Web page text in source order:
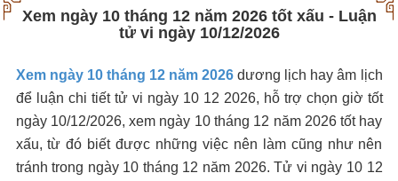
Xem ngày 10 tháng 12 năm 2026 tốt xấu - Luận
tử vi ngày 10/12/2026
Xem ngày 10 tháng 12 năm 2026 dương lịch hay âm lịch
để luận chi tiết tử vi ngày 10 12 2026, hỗ trợ chọn giờ tốt
ngày 10/12/2026, xem ngày 10 tháng 12 năm 2026 tốt hay
xấu, từ đó biết được những việc nên làm cũng như nên
tránh trong ngày 10 tháng 12 năm 2026. Tử vi ngày 10 12